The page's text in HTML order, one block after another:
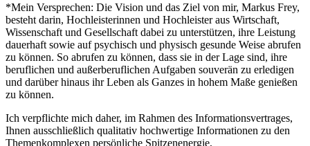
*Mein Versprechen: Die Vision und das Ziel von mir, Markus Frey,
besteht darin, Hochleisterinnen und Hochleister aus Wirtschaft,
Wissenschaft und Gesellschaft dabei zu unterstützen, ihre Leistung
dauerhaft sowie auf psychisch und physisch gesunde Weise abrufen
zu können. So abrufen zu können, dass sie in der Lage sind, ihre
beruflichen und außerberuflichen Aufgaben souverän zu erledigen
und darüber hinaus ihr Leben als Ganzes in hohem Maße genießen
zu können.
Ich verpflichte mich daher, im Rahmen des Informationsvertrages,
Ihnen ausschließlich qualitativ hochwertige Informationen zu den
Themenkomplexen persönliche Spitzenenergie,